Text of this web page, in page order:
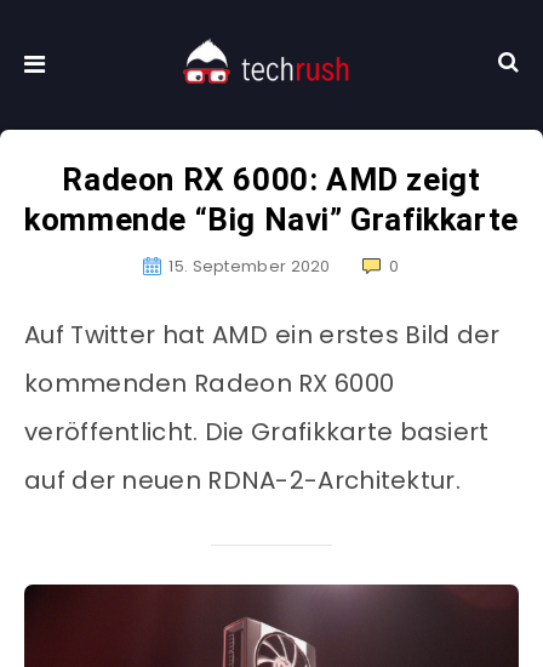
Radeon RX 6000: AMD zeigt
kommende “Big Navi” Grafikkarte
15. September 2020 0
Auf Twitter hat AMD ein erstes Bild der
kommenden Radeon RX 6000
veröffentlicht. Die Grafikkarte basiert
auf der neuen RDNA-2-Architektur.